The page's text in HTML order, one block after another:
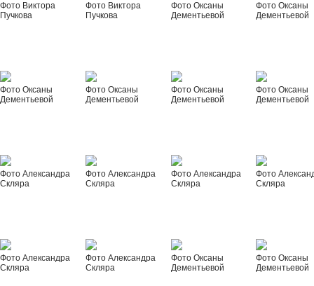
Фото Виктора
Пучкова
Фото Виктора
Пучкова
Фото Оксаны
Дементьевой
Фото Оксаны
Дементьевой
Фото Оксаны
Дементьевой
Фото Оксаны
Дементьевой
Фото Оксаны
Дементьевой
Фото Оксаны
Дементьевой
Фото Александра
Скляра
Фото Александра
Скляра
Фото Александра
Скляра
Фото
Скляра
Фото Александра
Скляра
Фото Александра
Скляра
Фото Оксаны
Дементьевой
Фото Оксаны
Дементьевой